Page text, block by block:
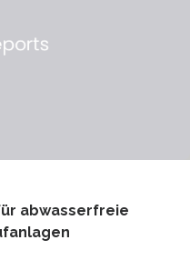
abwasserfreie